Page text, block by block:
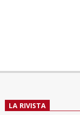
LA RIVISTA